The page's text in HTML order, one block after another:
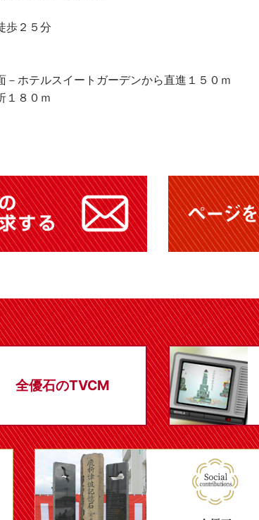
歩２５分
ホテルスイートガーデンから直進１５０ｍ
１８０ｍ
全優石のTVCM